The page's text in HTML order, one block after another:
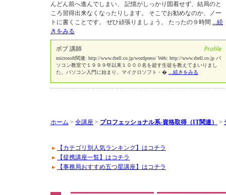
んどん前へ進んでしまい、 記憶がしっかり固着せず、結局のと
ころ習得出来なくなったりします。 そこでお勧めなのか、ノー
トに書くことです。 ぜひ頑張りましょう。 たったの９時間 ...続
きをみる
ボブ 講師
microsoft関連: http://www.rbell.co.jp/wordpress/ Web: http://www.rbell.co.jp パ
ソコン教室で１９９９年以来１０００名を超す生徒を教えてまいりまし
た。パソコン入門に始まり、マイクロソフト・�
...続きをみる
ホーム > 全講座 > プロフェッショナル系-資格取得（IT関連） >
【カテゴリ別人気ランキング】はコチラ
【提携講座一覧】はコチラ
【事務局おすすめ五つ星講座】はコチラ